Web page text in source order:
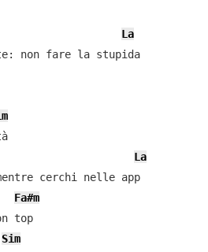
La
non fare la stupida
La
cerchi nelle app
Fa#m
top
Sim